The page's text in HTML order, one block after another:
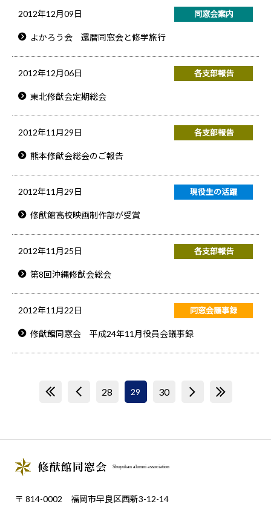
2012年12月09日 同窓会案内
よかろう会 還暦同窓会と修学旅行
2012年12月06日 各支部報告
東北修猷会定期総会
2012年11月29日 各支部報告
熊本修猷会総会のご報告
2012年11月29日 現役生の活躍
修猷館高校映画制作部が受賞
2012年11月25日 各支部報告
第8回沖縄修猷会総会
2012年11月22日 同窓会議事録
修猷館同窓会 平成24年11月役員会議事録
<< < 28 29 30 > >>
Shuyukan alumni association
〒 814-0002 福岡市早良区西新3-12-14